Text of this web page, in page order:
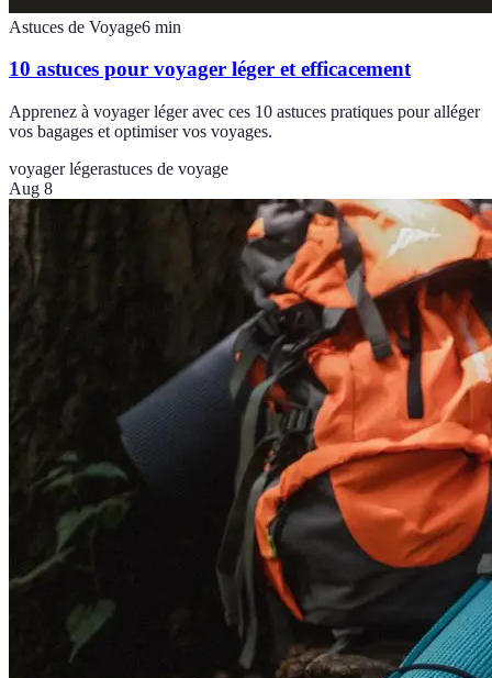
Astuces de Voyage6 min
10 astuces pour voyager léger et efficacement
Apprenez à voyager léger avec ces 10 astuces pratiques pour alléger
vos bagages et optimiser vos voyages.
voyager légerastuces de voyage
Aug 8